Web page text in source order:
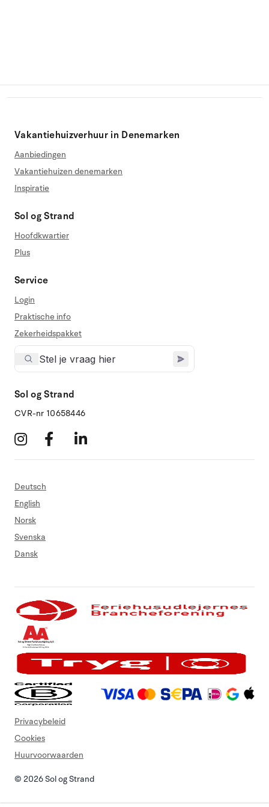
Vakantiehuizverhuur in Denemarken
Aanbiedingen
Vakantiehuizen denemarken
Inspiratie
Sol og Strand
Hoofdkwartier
Plus
Service
Login
Praktische info
Zekerheidspakket
Sol og Strand
CVR-nr 10658446
Deutsch
English
Norsk
Svenska
Dansk
© 2026 Sol og Strand
Privacybeleid
Cookies
Huurvoorwaarden